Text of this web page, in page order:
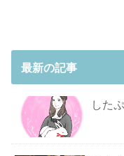
最新の記事
した